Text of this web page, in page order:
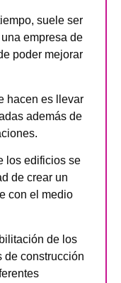
suele ser
empresa de
poder mejorar
hacen es llevar
además de
los edificios se
de crear un
con el medio
de los
de construcción